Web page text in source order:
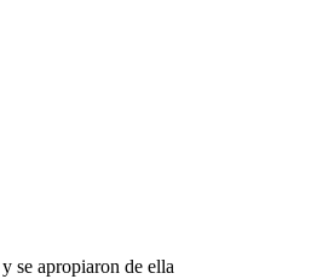
se apropiaron de ella